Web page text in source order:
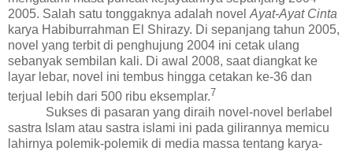
2005. Salah satu tonggaknya adalah novelAyat-Ayat Cinta
karya Habiburrahman El Shirazy. Di sepanjang tahun 2005,
novel yang terbit di penghujung 2004 ini cetak ulang
sebanyak sembilan kali. Di awal 2008, saat diangkat ke
layar lebar, novel ini tembus hingga cetakan ke-36 dan
terjual lebih dari 500 ribu eksemplar.7
Sukses di pasaran yang diraih novel-novel berlabel
sastra Islam atau sastra islami ini pada gilirannya memicu
lahirnya polemik-polemik di media massa tentang karya-